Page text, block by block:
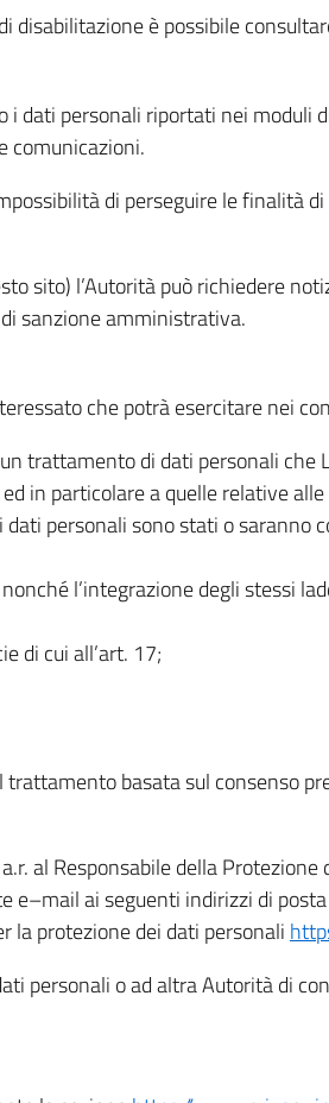
disabilitazione è possibile
dati personali riportati nei moduli
comunicazioni.
di perseguire le finalità
sito) l’Autorità può richiedere
sanzione amministrativa.
che potrà esercitare nei
trattamento di dati personali che
in particolare a quelle relative
personali sono stati o saranno
l’integrazione degli stessi
di cui all’art. 17;
basata sul consenso
al Responsabile della Protezione
e–mail ai seguenti indirizzi di
la protezione dei dati personali
personali o ad altra Autorità di